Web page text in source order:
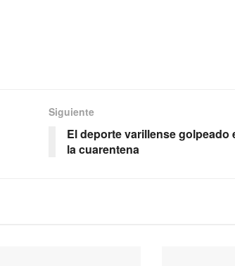
Siguiente
El deporte varillense golpeado
la cuarentena